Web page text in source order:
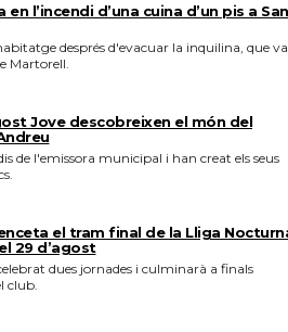
l’incendi d’una cuina d’un pis a
després d'evacuar la inquilina, que va
Martorell.
Jove descobreixen el món del
de l'emissora municipal i han creat els seus
el tram final de la Lliga
29 d’agost
dues jornades i culminarà a finals
club.